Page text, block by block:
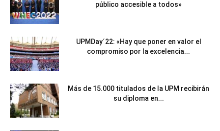
público accesible a todos»
UPMDay´22: «Hay que poner en valor el
compromiso por la excelencia...
Más de 15.000 titulados de la UPM recibirán
su diploma en...